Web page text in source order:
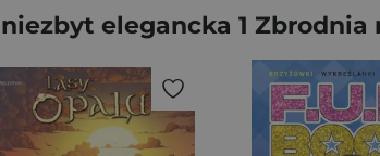
elegancka 1